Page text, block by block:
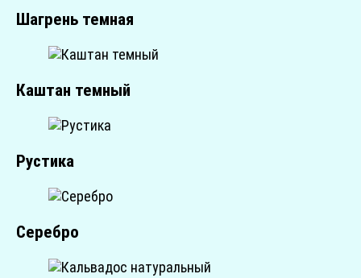
Шагрень темная
Каштан темный
Рустика
Серебро